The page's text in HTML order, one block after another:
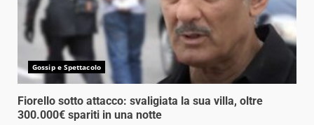
Gossip e Spettacolo
Fiorello sotto attacco: svaligiata la sua villa, oltre
300.000€ spariti in una notte